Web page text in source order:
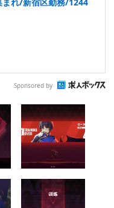
まれ/新宿区勤務/1244
Sponsored by